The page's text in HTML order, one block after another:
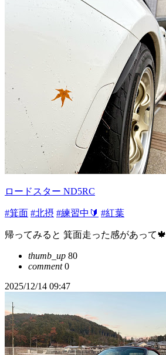
ロードスター ND5RC
#箕面 #北摂 #練習中🔰 #紅葉
帰ってみると 箕面走った感があって🍁
thumb_up 80
comment0
2025/12/14 09:47